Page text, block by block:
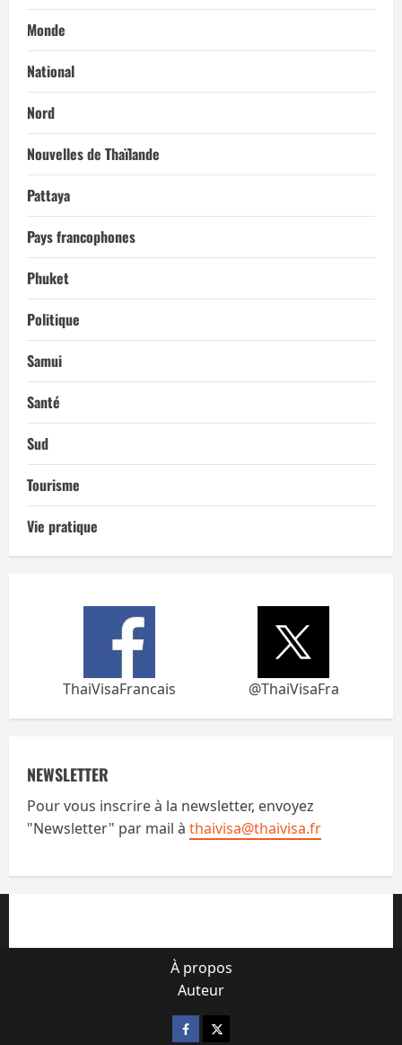
Monde
National
Nord
Nouvelles de Thaïlande
Pattaya
Pays francophones
Phuket
Politique
Samui
Santé
Sud
Tourisme
Vie pratique
ThaiVisaFrancais @ThaiVisaFra
NEWSLETTER
Pour vous inscrire à la newsletter, envoyez
"Newsletter" par mail à thaivisa@thaivisa.fr
À propos
Auteur
Facebook
X